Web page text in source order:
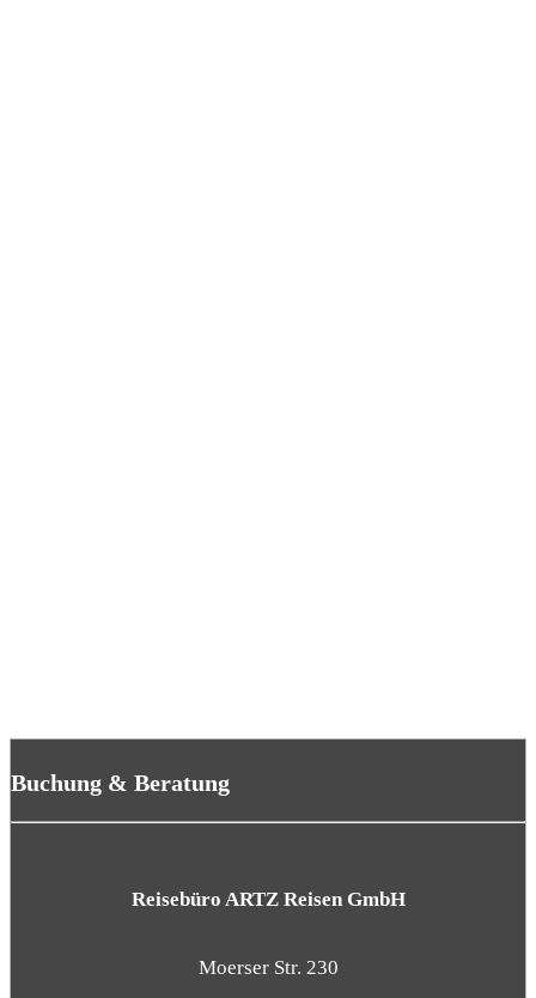
Buchung & Beratung
Reisebüro ARTZ Reisen GmbH
Moerser Str. 230